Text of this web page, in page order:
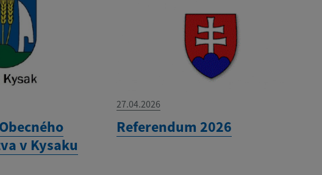
v Kysaku
27.04.2026
Referendum 2026